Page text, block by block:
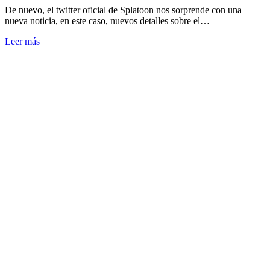
De nuevo, el twitter oficial de Splatoon nos sorprende con una
nueva noticia, en este caso, nuevos detalles sobre el…
Leer más